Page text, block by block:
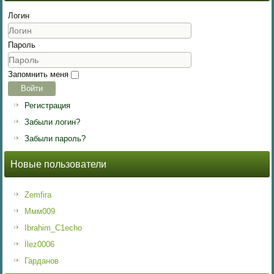
Логин
Пароль
Запомнить меня
Войти
Регистрация
Забыли логин?
Забыли пароль?
Новые пользователи
Zemfira
Ммм009
Ibrahim_C1echo
İlez0006
Гарданов